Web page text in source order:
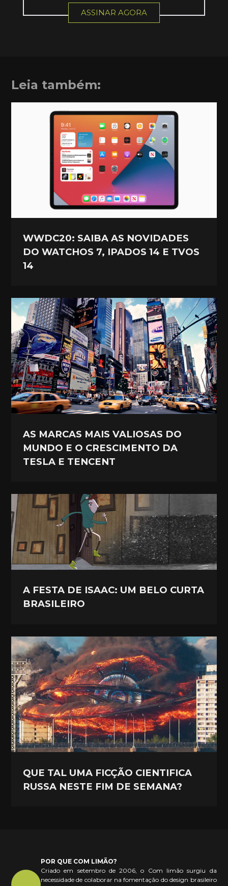
ASSINAR AGORA
Leia também:
WWDC20: SAIBA AS NOVIDADES
DO WATCHOS 7, IPADOS 14 E TVOS
14
AS MARCAS MAIS VALIOSAS DO
MUNDO E O CRESCIMENTO DA
TESLA E TENCENT
A FESTA DE ISAAC: UM BELO CURTA
BRASILEIRO
QUE TAL UMA FICÇÃO CIENTIFICA
RUSSA NESTE FIM DE SEMANA?
POR QUE COM LIMÃO?
Criado em setembro de 2006, o Com limão surgiu da
necessidade de colaborar na fomentação do design brasileiro